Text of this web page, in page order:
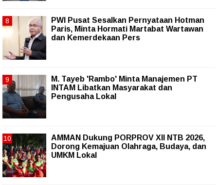
PWI Pusat Sesalkan Pernyataan Hotman
Paris, Minta Hormati Martabat Wartawan
dan Kemerdekaan Pers
M. Tayeb 'Rambo' Minta Manajemen PT
INTAM Libatkan Masyarakat dan
Pengusaha Lokal
AMMAN Dukung PORPROV XII NTB 2026,
Dorong Kemajuan Olahraga, Budaya, dan
UMKM Lokal